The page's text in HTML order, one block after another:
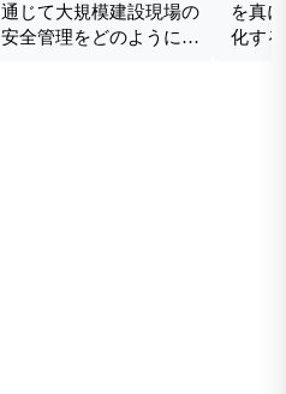
通じて大規模建設現場の
安全管理をどのように変
を真
化する